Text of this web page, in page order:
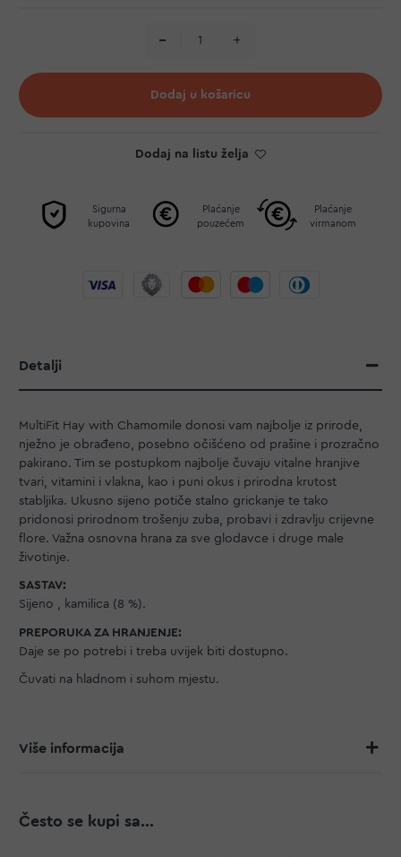
Dodaj u košaricu
Dodaj na listu želja
Sigurna
kupovina
Plaćanje
pouzećem
Plaćanje
virmanom
Detalji
MultiFit Hay with Chamomile donosi vam najbolje iz prirode,
nježno je obrađeno, posebno očišćeno od prašine i prozračno
pakirano. Tim se postupkom najbolje čuvaju vitalne hranjive
tvari, vitamini i vlakna, kao i puni okus i prirodna krutost
stabljika. Ukusno sijeno potiče stalno grickanje te tako
pridonosi prirodnom trošenju zuba, probavi i zdravlju crijevne
flore. Važna osnovna hrana za sve glodavce i druge male
životinje.
SASTAV:
Sijeno , kamilica (8 %).
PREPORUKA ZA HRANJENJE:
Daje se po potrebi i treba uvijek biti dostupno.
Čuvati na hladnom i suhom mjestu.
Više informacija
Često se kupi sa...